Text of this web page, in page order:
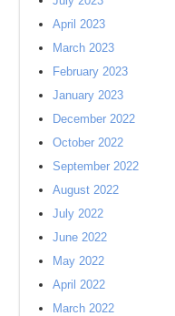
April 2023
March 2023
February 2023
January 2023
December 2022
October 2022
September 2022
August 2022
July 2022
June 2022
May 2022
April 2022
March 2022